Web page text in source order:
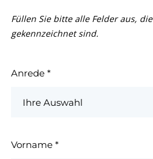
Füllen Sie bitte alle Felder aus,
gekennzeichnet sind.
Anrede *
Vorname *